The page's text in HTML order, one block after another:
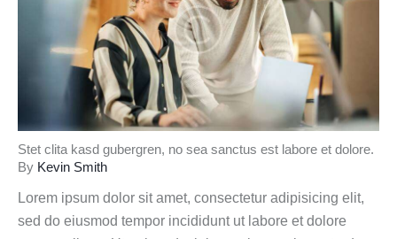
Stet clita kasd gubergren, no sea sanctus est labore et dolore.
By Kevin Smith
Lorem ipsum dolor sit amet, consectetur adipisicing elit,
sed do eiusmod tempor incididunt ut labore et dolore